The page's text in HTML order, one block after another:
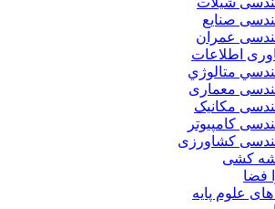
صنایع
عمران
اطلاعات
متالوژي
معماری
مکانیک
کامپیوتر
کشاورزی
کشی
فضا
علوم پایه